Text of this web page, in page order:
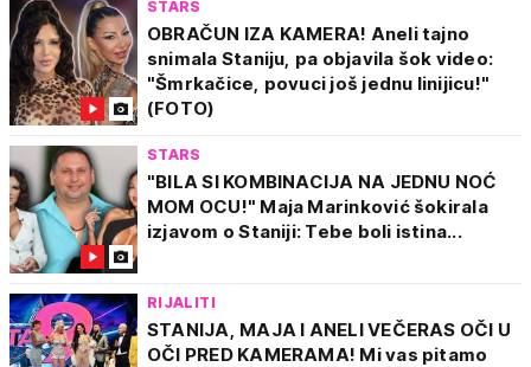
STARS
OBRAČUN IZA KAMERA! Aneli tajno
snimala Staniju, pa objavila šok video:
"Šmrkačice, povuci još jednu linijicu!"
(FOTO)
STARS
"BILA SI KOMBINACIJA NA JEDNU NOĆ
MOM OCU!" Maja Marinković šokirala
izjavom o Staniji: Tebe boli istina...
RIJALITI
STANIJA, MAJA I ANELI VEČERAS OČI U
OČI PRED KAMERAMA! Mi vas pitamo